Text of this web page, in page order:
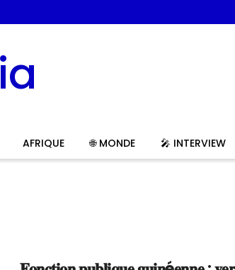
AFRIQUE 🌐 MONDE 🎤 INTERVIEW